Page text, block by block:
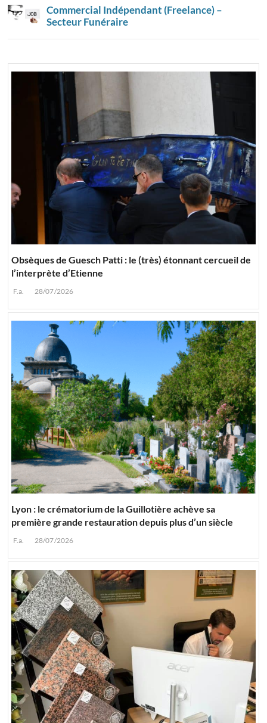
Commercial Indépendant (Freelance) –
Secteur Funéraire
Obsèques de Guesch Patti : le (très) étonnant cercueil de
l’interprète d’Etienne
F.a. 28/07/2026
Lyon : le crématorium de la Guillotière achève sa
première grande restauration depuis plus d’un siècle
F.a. 28/07/2026